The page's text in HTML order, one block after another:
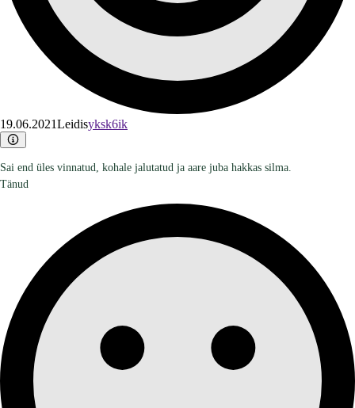
19.06.2021Leidisyksk6ik
Sai end üles vinnatud, kohale jalutatud ja aare juba hakkas silma.
Tänud